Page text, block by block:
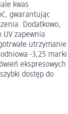
kwas
gwarantując
Dodatkowo,
zapewnia
utrzymanie
-3,25 marki
ekspresowych
dostęp do